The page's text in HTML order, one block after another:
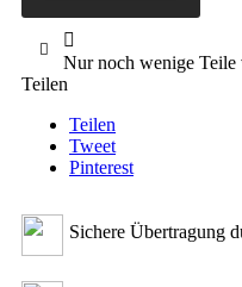

Nur noch wenige Teile
Teilen
Teilen
Tweet
Pinterest
Sichere Übertragung